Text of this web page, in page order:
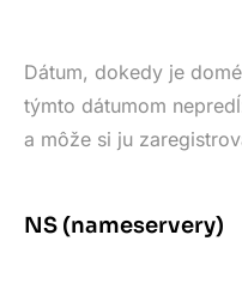
Dátum, dokedy je
týmto dátumom
a môže si ju
NS (nameservery)